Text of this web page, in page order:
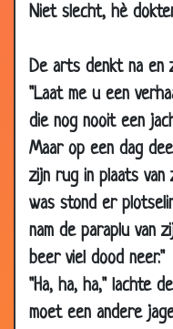
Niet slecht, hè
De arts denkt na en
"Laat me u een
die nog nooit een
Maar op een dag
zijn rug in plaats van
was stond er
nam de paraplu van
beer viel dood neer."
"Ha, ha, ha," lachte
moet een andere
23 Dec
Medisch
06 Dec
2009
Kwastje
02 Dec
2009
Wat is zijn
16 Nov
2009
Bij de
11 Nov
2009
Wat moet
13 Oct
2009
Seks met